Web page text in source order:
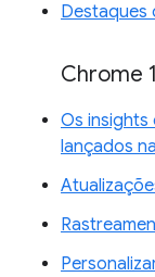
Destaques
Chrome
Os insights
lançados